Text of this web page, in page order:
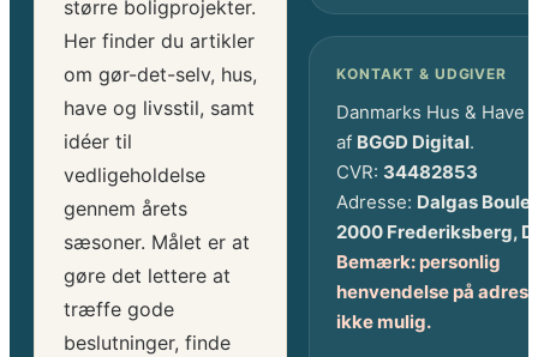
større boligprojekter.
Her finder du artikler
om gør-det-selv, hus,
have og livsstil, samt
idéer til
vedligeholdelse
gennem årets
sæsoner. Målet er at
gøre det lettere at
træffe gode
beslutninger, finde
KONTAKT & UDGIVER
Danmarks Hus & Have
af BGGD Digital.
CVR: 34482853
Adresse: Dalgas
2000 Frederiksberg,
Bemærk: personlig
henvendelse på
ikke mulig.